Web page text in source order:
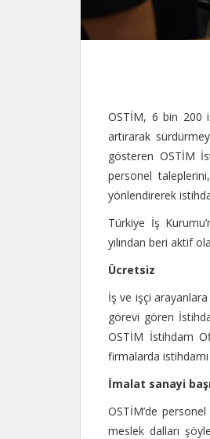
OSTİM, 6 bin 200
artırarak
gösteren OSTİM
personel
yönlendirerek
Türkiye İş
yılından beri aktif
Ücretsiz
İş ve işçi
görevi gören
OSTİM İstihdam
firmalarda istihdamı
İmalat sanayi
OSTİM’de
meslek dalları